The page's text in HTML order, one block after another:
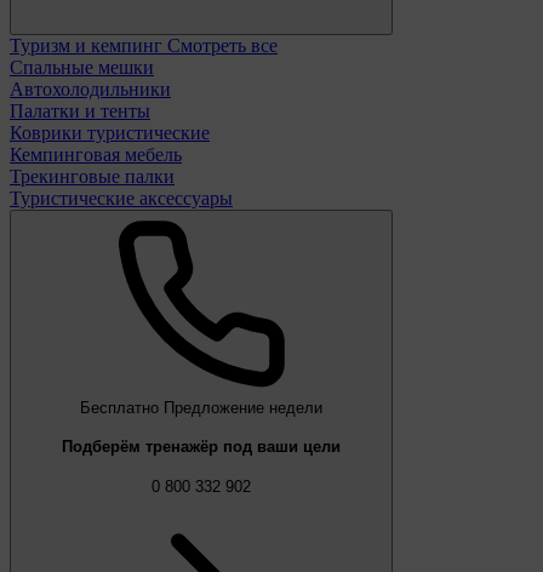
Туризм и кемпинг Смотреть все
Спальные мешки
Автохолодильники
Палатки и тенты
Коврики туристические
Кемпинговая мебель
Трекинговые палки
Туристические аксессуары
Бесплатно Предложение недели
Подберём тренажёр под ваши цели
0 800 332 902